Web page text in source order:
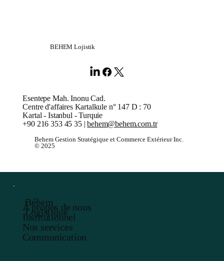
BEHEM Lojistik
Esentepe Mah. Inonu Cad.
Centre d'affaires Kartalkule n° 147 D : 70
Kartal - Istanbul - Turquie
+90 216 353 45 35 |behem@behem.com.tr
Behem Gestion Stratégique et Commerce Extérieur Inc.
© 2025
Béhem
Logistique
À propos de nous
Institutionnel
Nos services
Communication